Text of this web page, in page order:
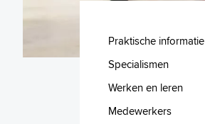
Praktische informatie
Specialismen
Werken en leren
Medewerkers